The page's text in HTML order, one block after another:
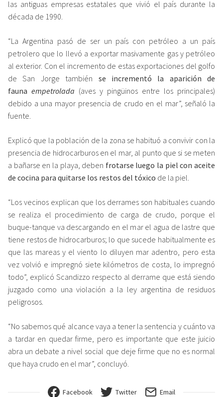
las antiguas empresas estatales que vivió el país durante la
década de 1990.
“La Argentina pasó de ser un país con petróleo a un país
petrolero que lo llevó a exportar masivamente gas y petróleo
al exterior. Con el incremento de estas exportaciones del golfo
de San Jorge también se incrementó la aparición de
fauna empetrolada (aves y pingüinos entre los principales)
debido a una mayor presencia de crudo en el mar”, señaló la
fuente.
Explicó que la población de la zona se habituó a convivir con la
presencia de hidrocarburos en el mar, al punto que si se meten
a bañarse en la playa, deben frotarse luego la piel con aceite
de cocina para quitarse los restos del tóxico de la piel.
“Los vecinos explican que los derrames son habituales cuando
se realiza el procedimiento de carga de crudo, porque el
buque-tanque va descargando en el mar el agua de lastre que
tiene restos de hidrocarburos; lo que sucede habitualmente es
que las mareas y el viento lo diluyen mar adentro, pero esta
vez volvió e impregnó siete kilómetros de costa, lo impregnó
todo”, explicó Scandizzo respecto al derrame que está siendo
juzgado como una violación a la ley argentina de residuos
peligrosos.
“No sabemos qué alcance vaya a tener la sentencia y cuánto va
a tardar en quedar firme, pero es importante que este juicio
abra un debate a nivel social que deje firme que no es normal
que haya crudo en el mar”, concluyó.
Facebook Twitter Email